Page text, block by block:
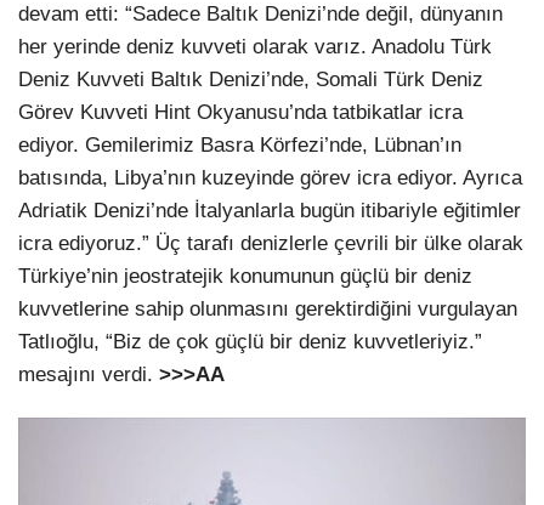
devam etti: “Sadece Baltık Denizi’nde değil, dünyanın
her yerinde deniz kuvveti olarak varız. Anadolu Türk
Deniz Kuvveti Baltık Denizi’nde, Somali Türk Deniz
Görev Kuvveti Hint Okyanusu’nda tatbikatlar icra
ediyor. Gemilerimiz Basra Körfezi’nde, Lübnan’ın
batısında, Libya’nın kuzeyinde görev icra ediyor. Ayrıca
Adriatik Denizi’nde İtalyanlarla bugün itibariyle eğitimler
icra ediyoruz.” Üç tarafı denizlerle çevrili bir ülke olarak
Türkiye’nin jeostratejik konumunun güçlü bir deniz
kuvvetlerine sahip olunmasını gerektirdiğini vurgulayan
Tatlıoğlu, “Biz de çok güçlü bir deniz kuvvetleriyiz.”
mesajını verdi. >>>AA